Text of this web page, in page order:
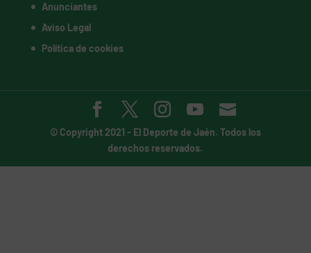
Anunciantes
Aviso Legal
Política de cookies
© Copyright 2021 - El Deporte de Jaén. Todos los
derechos reservados.